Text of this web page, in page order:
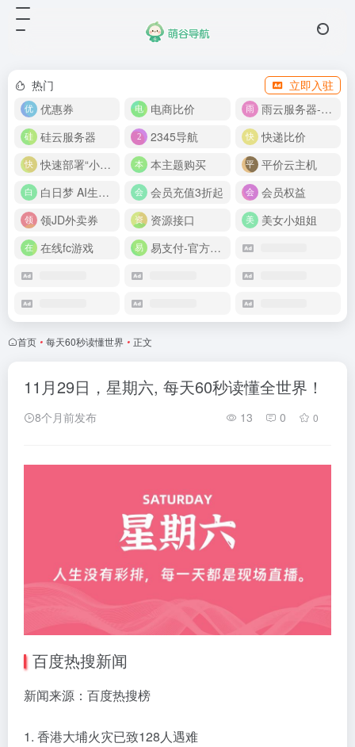
热门
立即入驻
优惠券
电商比价
雨云服务器-新人首月 5 折
硅云服务器
2345导航
快递比价
快速部署“小龙虾”
本主题购买
平价云主机
白日梦 AI生成50分钟视频
会员充值3折起
会员权益
领JD外卖券
资源接口
美女小姐姐
在线fc游戏
易支付-官方网站
首页 • 每天60秒读懂世界 • 正文
11月29日，星期六, 每天60秒读懂全世界！
8个月前发布 13 0 0
百度热搜新闻
新闻来源：百度热搜榜
1. 香港大埔火灾已致128人遇难